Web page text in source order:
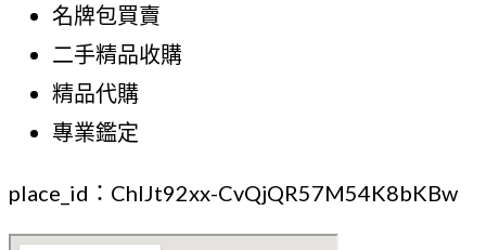
名牌包買賣
二手精品收購
精品代購
專業鑑定
place_id：ChIJt92xx-CvQjQR57M54K8bKBw